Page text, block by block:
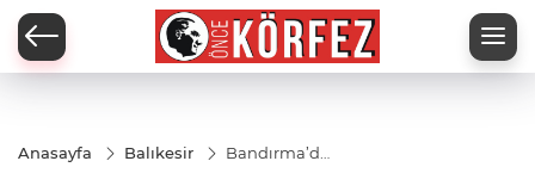
Anasayfa Balıkesir
Bandırma’da